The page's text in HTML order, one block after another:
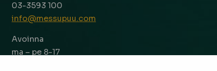
03-3593 100
info@messupuu.com
Avoinna
ma – pe 8-17